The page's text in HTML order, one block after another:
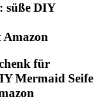
für
Mermaid Seife